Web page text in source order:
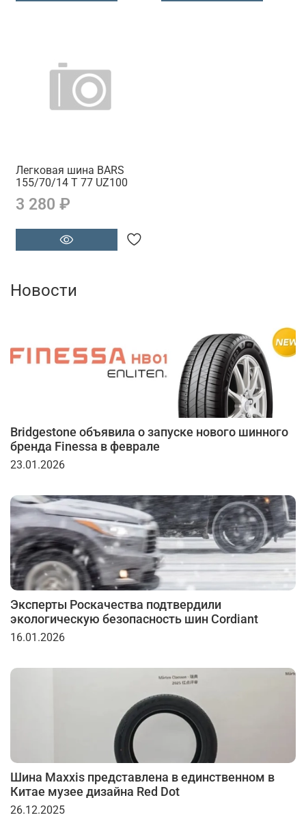
Легковая шина BARS
155/70/14 T 77 UZ100
3 280 ₽
Новости
Bridgestone объявила о запуске нового шинного
бренда Finessa в феврале
23.01.2026
Эксперты Роскачества подтвердили
экологическую безопасность шин Cordiant
16.01.2026
Шина Maxxis представлена в единственном в
Китае музее дизайна Red Dot
26.12.2025